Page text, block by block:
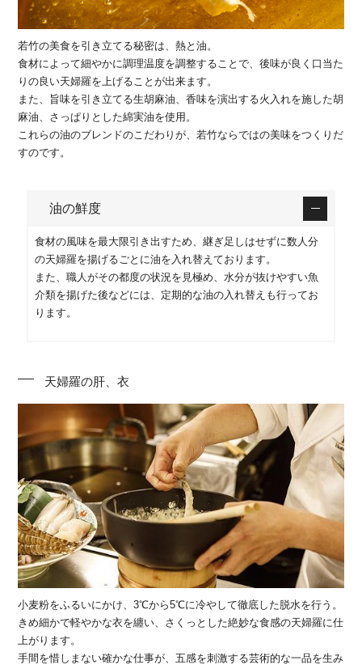
若竹の美食を引き立てる秘密は、熱と油。
食材によって細やかに調理温度を調整することで、後味が良く口当た
りの良い天婦羅を上げることが出来ます。
また、旨味を引き立てる生胡麻油、香味を演出する火入れを施した胡
麻油、さっぱりとした綿実油を使用。
これらの油のブレンドのこだわりが、若竹ならではの美味をつくりだ
すのです。
油の鮮度
食材の風味を最大限引き出すため、継ぎ足しはせずに数人分
の天婦羅を揚げるごとに油を入れ替えております。
また、職人がその都度の状況を見極め、水分が抜けやすい魚
介類を揚げた後などには、定期的な油の入れ替えも行ってお
ります。
天婦羅の肝、衣
小麦粉をふるいにかけ、3℃から5℃に冷やして徹底した脱水を行う。
きめ細かで軽やかな衣を纏い、さくっとした絶妙な食感の天婦羅に仕
上がります。
手間を惜しまない確かな仕事が、五感を刺激する芸術的な一品を生み